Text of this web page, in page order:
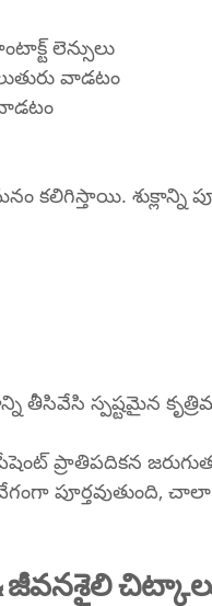
లెన్సులు
వాడటం
వాడటం
కలిగిస్తాయి. శుక్లాన్ని
స్పష్టమైన కృత్రిమ
సాధారణంగా అవుట్‌పేషెంట్ ప్రాతిపదికన